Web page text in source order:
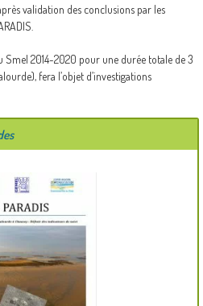
validation des conclusions par les
Smel 2014-2020 pour une durée totale de 3
fera l’objet d’investigations